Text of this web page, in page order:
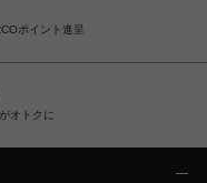
ポイント進呈
オトクに